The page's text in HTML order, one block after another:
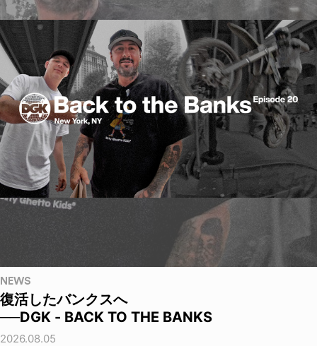
NEWS
復活したバンクスへ
──DGK - BACK TO THE BANKS
2026.08.05